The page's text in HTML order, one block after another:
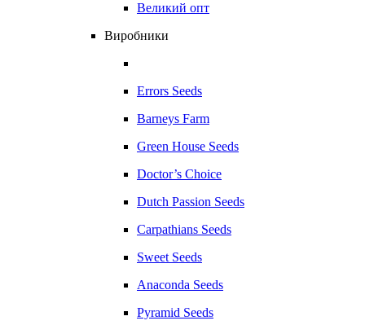
Великий опт
Виробники
Errors Seeds
Barneys Farm
Green House Seeds
Doctor’s Choice
Dutch Passion Seeds
Carpathians Seeds
Sweet Seeds
Anaconda Seeds
Pyramid Seeds